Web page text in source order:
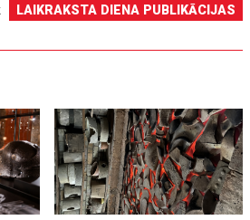
LAIKRAKSTA DIENA PUBLIKĀCIJAS